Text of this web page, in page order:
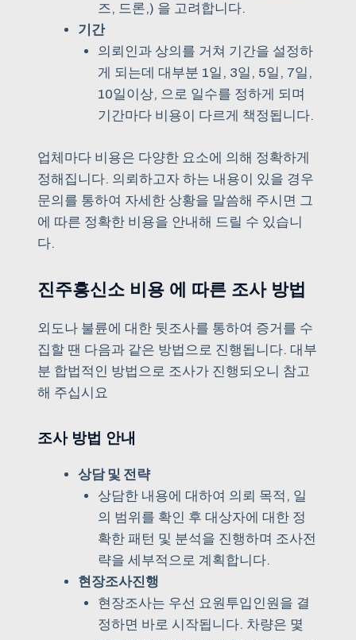
즈, 드론,) 을 고려합니다.
기간
의뢰인과 상의를 거쳐 기간을 설정하
게 되는데 대부분 1일, 3일, 5일, 7일,
10일이상, 으로 일수를 정하게 되며
기간마다 비용이 다르게 책정됩니다.
업체마다 비용은 다양한 요소에 의해 정확하게
정해집니다. 의뢰하고자 하는 내용이 있을 경우
문의를 통하여 자세한 상황을 말씀해 주시면 그
에 따른 정확한 비용을 안내해 드릴 수 있습니
다.
진주흥신소 비용 에 따른 조사 방법
외도나 불륜에 대한 뒷조사를 통하여 증거를 수
집할 땐 다음과 같은 방법으로 진행됩니다. 대부
분 합법적인 방법으로 조사가 진행되오니 참고
해 주십시요
조사 방법 안내
상담 및 전략
상담한 내용에 대하여 의뢰 목적, 일
의 범위를 확인 후 대상자에 대한 정
확한 패턴 및 분석을 진행하며 조사전
략을 세부적으로 계획합니다.
현장조사진행
현장조사는 우선 요원투입인원을 결
정하면 바로 시작됩니다. 차량은 몇